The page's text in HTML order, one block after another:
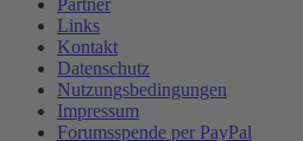
Partner
Links
Kontakt
Datenschutz
Nutzungsbedingungen
Impressum
Forumsspende per PayPal